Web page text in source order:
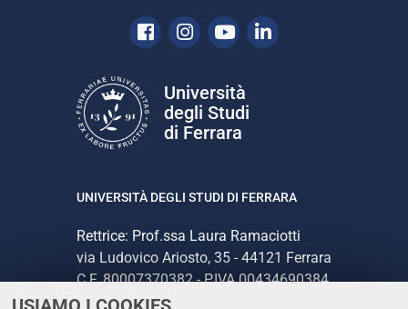
Facebook
Instagram
YoutubeLinkedin
Università
degli Studi
di Ferrara
UNIVERSITÀ DEGLI STUDI DI FERRARA
Rettrice: Prof.ssa Laura Ramaciotti
via Ludovico Ariosto, 35 - 44121 Ferrara
C.F. 80007370382 - P.IVA 00434690384